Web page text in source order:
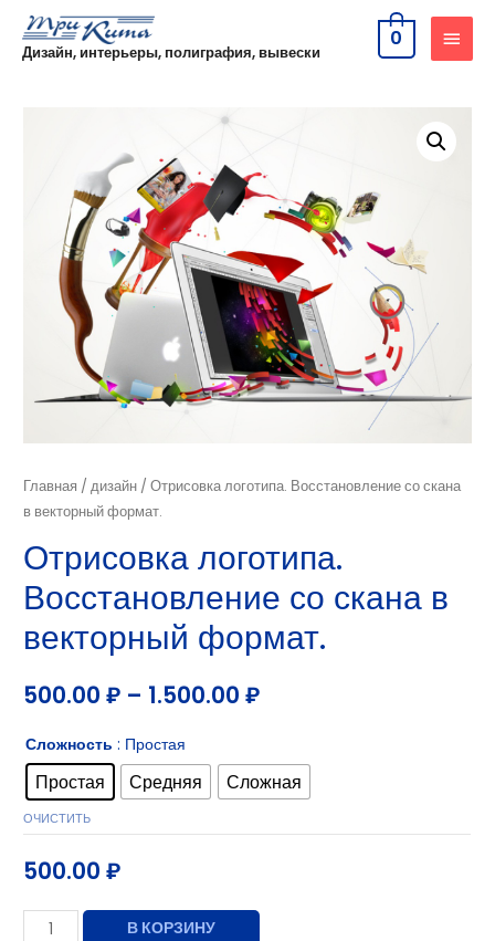
Дизайн, интерьеры, полиграфия, вывески
0
Главная /дизайн / Отрисовка логотипа. Восстановление со скана
в векторный формат.
Отрисовка логотипа.
Восстановление со скана в
векторный формат.
500.00₽ – 1.500.00₽
Сложность : Простая
Простая Средняя Сложная
ОЧИСТИТЬ
500.00₽
В КОРЗИНУ